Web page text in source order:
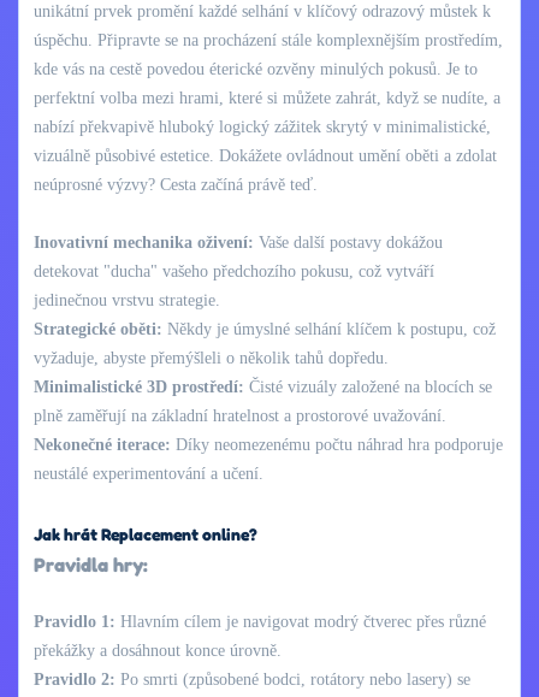
unikátní prvek promění každé selhání v klíčový odrazový můstek k
úspěchu. Připravte se na procházení stále komplexnějším prostředím,
kde vás na cestě povedou éterické ozvěny minulých pokusů. Je to
perfektní volba mezi hrami, které si můžete zahrát, když se nudíte, a
nabízí překvapivě hluboký logický zážitek skrytý v minimalistické,
vizuálně působivé estetice. Dokážete ovládnout umění oběti a zdolat
neúprosné výzvy? Cesta začíná právě teď.
Inovativní mechanika oživení: Vaše další postavy dokážou
detekovat "ducha" vašeho předchozího pokusu, což vytváří
jedinečnou vrstvu strategie.
Strategické oběti: Někdy je úmyslné selhání klíčem k postupu, což
vyžaduje, abyste přemýšleli o několik tahů dopředu.
Minimalistické 3D prostředí: Čisté vizuály založené na blocích se
plně zaměřují na základní hratelnost a prostorové uvažování.
Nekonečné iterace: Díky neomezenému počtu náhrad hra podporuje
neustálé experimentování a učení.
Jak hrát Replacement online?
Pravidla hry:
Pravidlo 1: Hlavním cílem je navigovat modrý čtverec přes různé
překážky a dosáhnout konce úrovně.
Pravidlo 2: Po smrti (způsobené bodci, rotátory nebo lasery) se